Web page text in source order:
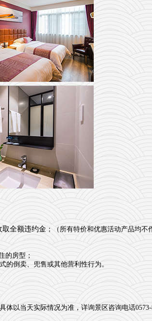
取全额违约金 ；（所有特价和优惠活动产品均不
的房型；
的倒卖、兜售或其他营利性行为。
以当天实际情况为准，详询景区咨询电话0573-